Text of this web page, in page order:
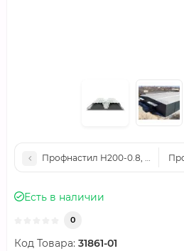
Профнастил Н200-0.8, Ширина-
Есть в наличии
0
Код Товара: 31861-01